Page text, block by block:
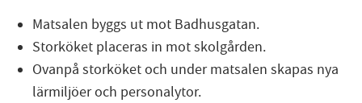
Matsalen byggs ut mot Badhusgatan.
Storköket placeras in mot skolgården.
Ovanpå storköket och under matsalen skapas nya
lärmiljöer och personalytor.